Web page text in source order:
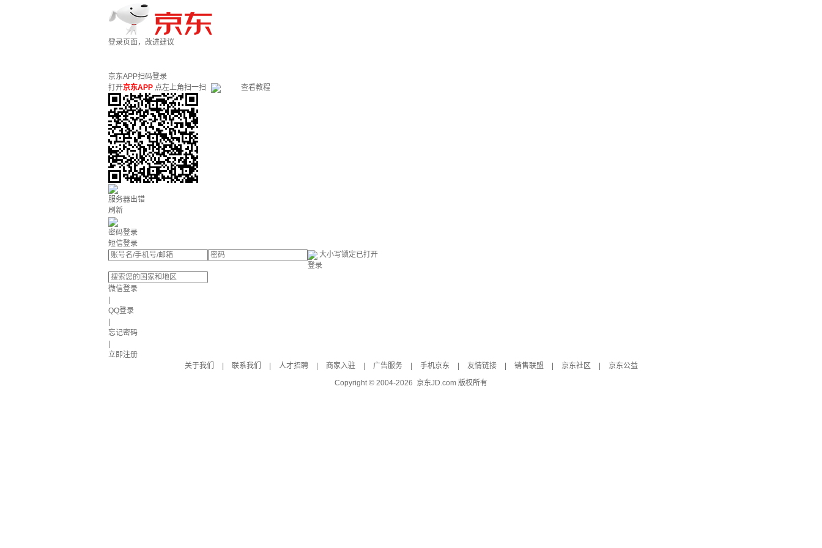
登录页面，改进建议
京东APP扫码登录
打开京东APP 点左上角扫一扫 查看教程
服务器出错
刷新
密码登录
短信登录
大小写锁定已打开
登录
微信登录
QQ登录
忘记密码
立即注册
关于我们
联系我们 人才招聘 商家入驻 广告服务 手机京东 友情链接 销售联盟 京东社区
京东公益
Copyright © 2004-2026 京东JD.com 版权所有